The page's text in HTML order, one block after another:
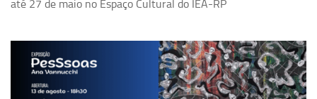
Publicações
Documentos
Relatórios
até 27 de maio no Espaço Cultural do IEA-RP